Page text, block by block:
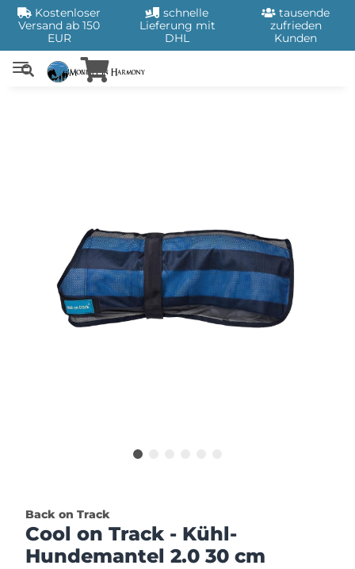
Kostenloser
Versand ab 150
EUR
schnelle
Lieferung mit
DHL
tausende
zufrieden
Kunden
Back on Track
Cool on Track - Kühl-
Hundemantel 2.0 30 cm